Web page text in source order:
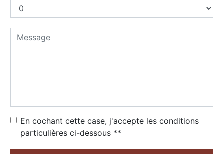
En cochant cette case, j'accepte les conditions
particulières ci-dessous **